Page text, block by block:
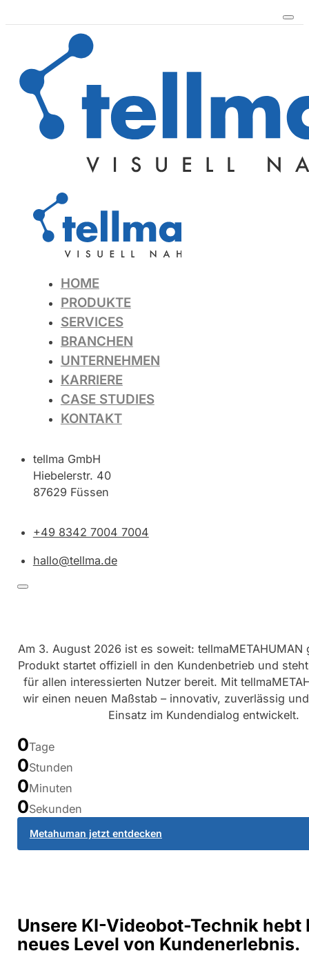
HOME
PRODUKTE
SERVICES
BRANCHEN
UNTERNEHMEN
KARRIERE
CASE STUDIES
KONTAKT
tellma GmbH
Hiebelerstr. 40
87629 Füssen
+49 8342 7004 7004
hallo@tellma.de
Am 3. August 2026 ist es soweit: tellmaMETAHUMAN
Produkt startet offiziell in den Kundenbetrieb und
für allen interessierten Nutzer bereit. Mit
wir einen neuen Maßstab – innovativ, zuverlässig
Einsatz im Kundendialog entwickelt.
0Tage
0Stunden
0Minuten
0Sekunden
Metahuman jetzt entdecken
Unsere KI-Videobot-Technik
neues Level von Kundenerlebnis.